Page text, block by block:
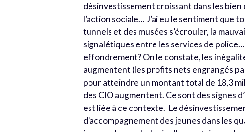
désinvestissement croissant dans les bien
l’action sociale… J’ai eu le sentiment que
tunnels et des musées s’écrouler, la
signalétiques entre les services de
effondrement? On le constate, les
augmentent (les profits nets engrangés
pour atteindre un montant total de 18,3
des CIO augmentent. Ce sont des signes
est liée à ce contexte. Le
d’accompagnement des jeunes dans les